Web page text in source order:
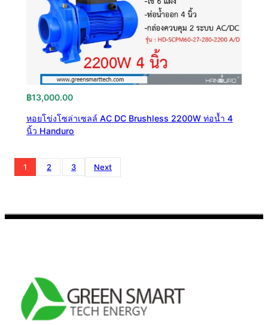
฿13,000.00
หอยโข่งโซล่าเซลล์ AC DC Brushless 2200W ท่อน้ำ 4
นิ้ว Handuro
1 2 3 Next